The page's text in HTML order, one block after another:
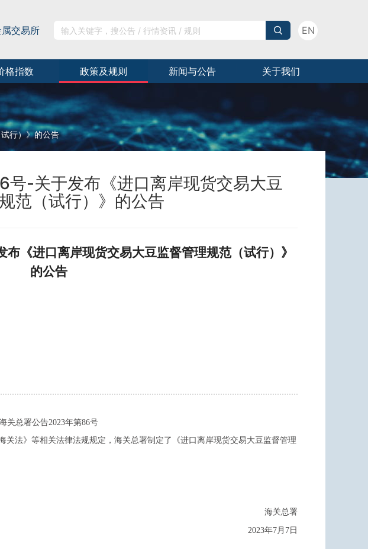
EN
交易所
格指数 政策及规则 新闻与公告 关于我们
行）》的公告
-关于发布《进口离岸现货交易大豆
范（试行）》的公告
《进口离岸现货交易大豆监督管理规范（试行）》
的公告
关总署公告2023年第86号
法》等相关法律法规规定，海关总署制定了《进口离岸现货交易大豆监督管理
海关总署
2023年7月7日